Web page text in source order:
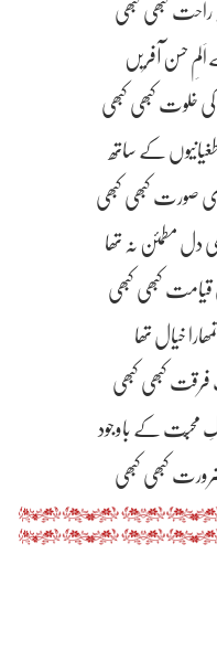
راحت کبھی کبھی
حسن آفریں
خلوت کبھی کبھی
کے ساتھ
صورت کبھی کبھی
مطمئن نہ تھا
کبھی کبھی
خیال تھا
کبھی کبھی
کے باوجود
کبھی کبھی